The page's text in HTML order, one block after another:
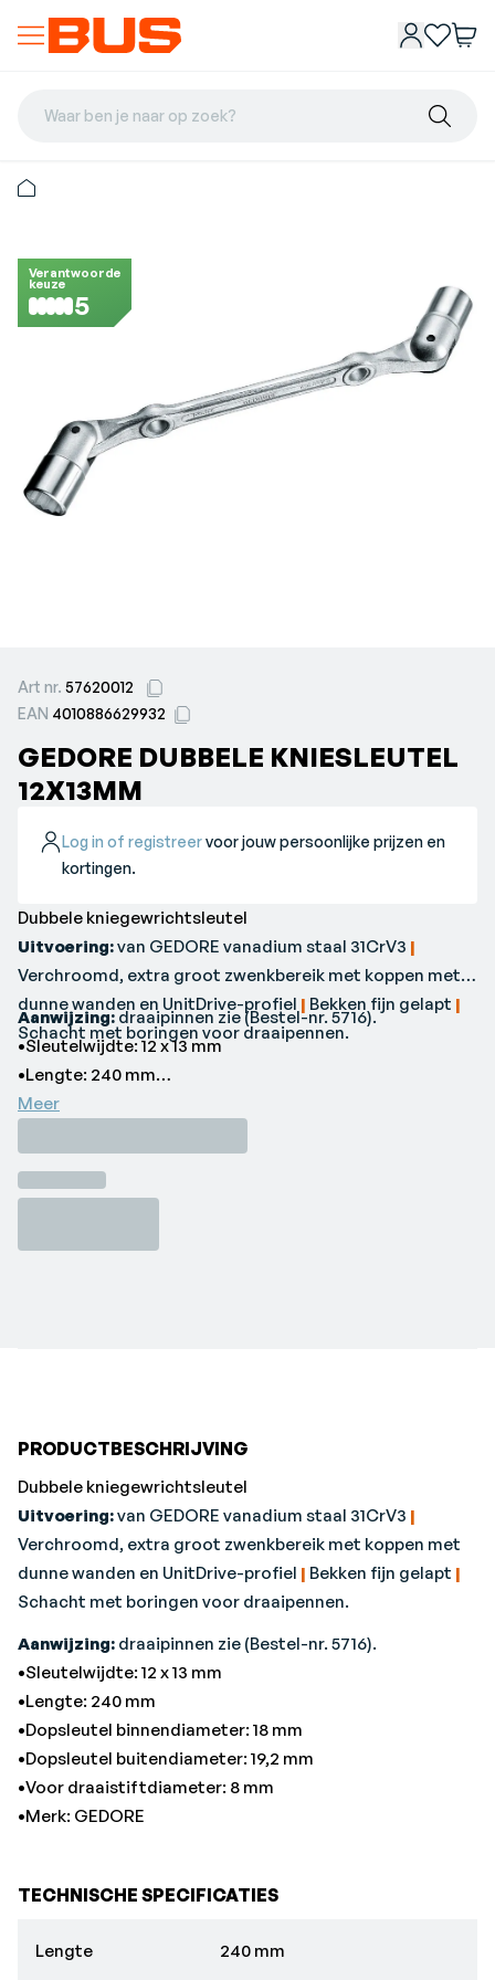
Waar ben je naar op zoek?
Verantwoorde
keuze
5
Art nr. 57620012
EAN 4010886629932
GEDORE DUBBELE KNIESLEUTEL
12X13MM
Log in of registreervoor jouw persoonlijke prijzen en
kortingen.
Dubbele kniegewrichtsleutel
Uitvoering:van GEDORE vanadium staal 31CrV3 |
Verchroomd, extra groot zwenkbereik met koppen met
dunne wanden en UnitDrive-profiel | Bekken fijn gelapt |
Schacht met boringen voor draaipennen.
Aanwijzing:draaipinnen zie (Bestel-nr. 5716).
•Sleutelwijdte: 12 x 13 mm
•Lengte: 240 mm
•Dopsleutel binnendiameter: 18 mm
•Voor draaistiftdiameter: 8 mm
•Merk: GEDORE
Meer
PRODUCTBESCHRIJVING
Dubbele kniegewrichtsleutel
Uitvoering:van GEDORE vanadium staal 31CrV3 |
Verchroomd, extra groot zwenkbereik met koppen met
dunne wanden en UnitDrive-profiel | Bekken fijn gelapt |
Schacht met boringen voor draaipennen.
Aanwijzing: draaipinnen zie (Bestel-nr. 5716).
•Sleutelwijdte: 12 x 13 mm
•Lengte: 240 mm
•Dopsleutel binnendiameter: 18 mm
•Dopsleutel buitendiameter: 19,2 mm
•Voor draaistiftdiameter: 8 mm
•Merk: GEDORE
TECHNISCHE SPECIFICATIES
Lengte 240 mm